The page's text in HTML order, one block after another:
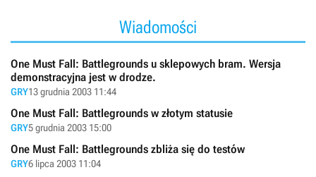
Wiadomości
One Must Fall: Battlegrounds u sklepowych bram. Wersja
demonstracyjna jest w drodze.
GRY13 grudnia 2003 11:44
One Must Fall: Battlegrounds w złotym statusie
GRY5 grudnia 2003 15:00
One Must Fall: Battlegrounds zbliża się do testów
GRY6 lipca 2003 11:04